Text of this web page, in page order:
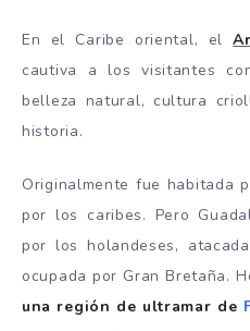
En el Caribe oriental, el
cautiva a los visitantes
belleza natural, cultura
historia.
Originalmente fue habitada
por los caribes. Pero
por los holandeses,
ocupada por Gran Bretaña.
una región de ultramar de